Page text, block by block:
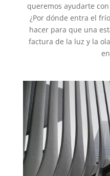
queremos ayudarte
¿Por dónde entra el
hacer para que una
factura de la luz y la